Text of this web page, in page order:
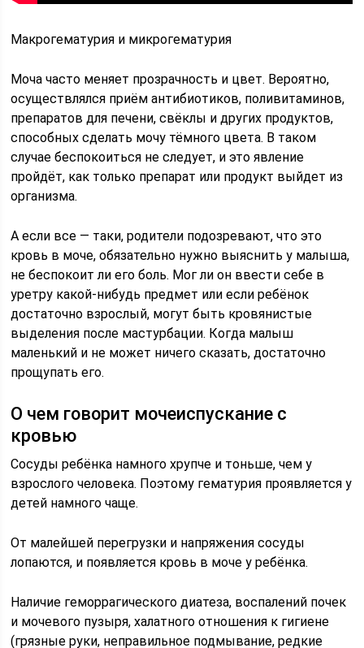
Макрогематурия и микрогематурия
Моча часто меняет прозрачность и цвет. Вероятно,
осуществлялся приём антибиотиков, поливитаминов,
препаратов для печени, свёклы и других продуктов,
способных сделать мочу тёмного цвета. В таком
случае беспокоиться не следует, и это явление
пройдёт, как только препарат или продукт выйдет из
организма.
А если все — таки, родители подозревают, что это
кровь в моче, обязательно нужно выяснить у малыша,
не беспокоит ли его боль. Мог ли он ввести себе в
уретру какой-нибудь предмет или если ребёнок
достаточно взрослый, могут быть кровянистые
выделения после мастурбации. Когда малыш
маленький и не может ничего сказать, достаточно
прощупать его.
О чем говорит мочеиспускание с
кровью
Сосуды ребёнка намного хрупче и тоньше, чем у
взрослого человека. Поэтому гематурия проявляется у
детей намного чаще.
От малейшей перегрузки и напряжения сосуды
лопаются, и появляется кровь в моче у ребёнка.
Наличие геморрагического диатеза, воспалений почек
и мочевого пузыря, халатного отношения к гигиене
(грязные руки, неправильное подмывание, редкие